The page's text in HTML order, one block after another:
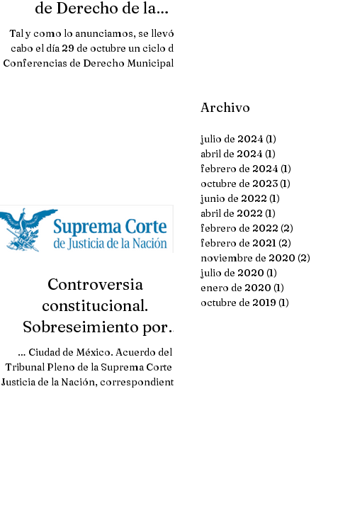
de Derecho de la
Universidad Autónoma de
Baja Calif
Tal y como lo anunciamos, se llevó a
cabo el día 29 de octubre un ciclo de
Conferencias de Derecho Municipal en
Controversia
constitucional.
Sobreseimiento por
cesación de efectos con
motivo de un nuevo acto
legi
… Ciudad de México. Acuerdo del
Tribunal Pleno de la Suprema Corte de
Justicia de la Nación, correspondiente al
Archivo
julio de 2024 (1)
abril de 2024 (1)
febrero de 2024 (1)
octubre de 2023(1)
junio de 2022(1)
abril de 2022(1)
febrero de 2022(2)
febrero de 2021(2)
noviembre de 2020 (2)
julio de 2020 (1)
enero de 2020 (1)
octubre de 2019 (1)